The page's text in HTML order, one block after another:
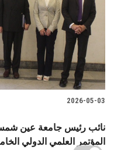
2026-05-03
نائب رئيس جامعة عين شمس
المؤتمر العلمي الدولي